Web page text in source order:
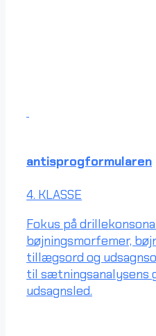
antisprogformularen
4. KLASSE
Fokus på
bøjningsmorfemer,
tillægsord og
til sætningsanalysens
udsagnsled.